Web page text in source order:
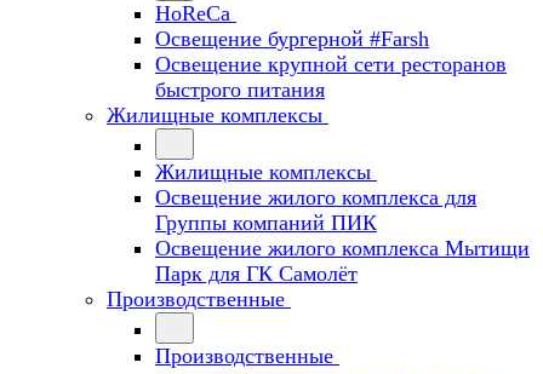
HoReCa
Освещение бургерной #Farsh
Освещение крупной сети ресторанов
быстрого питания
Жилищные комплексы
Жилищные комплексы
Освещение жилого комплекса для
Группы компаний ПИК
Освещение жилого комплекса Мытищи
Парк для ГК Самолёт
Производственные
Производственные